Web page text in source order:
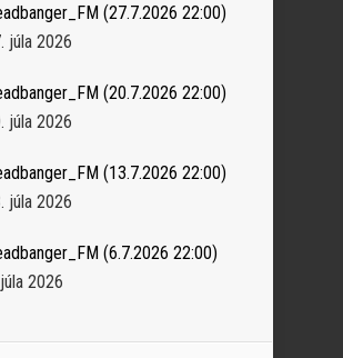
(27.7.2026 22:00)
júla 2026
(20.7.2026 22:00)
júla 2026
(13.7.2026 22:00)
júla 2026
(6.7.2026 22:00)
2026